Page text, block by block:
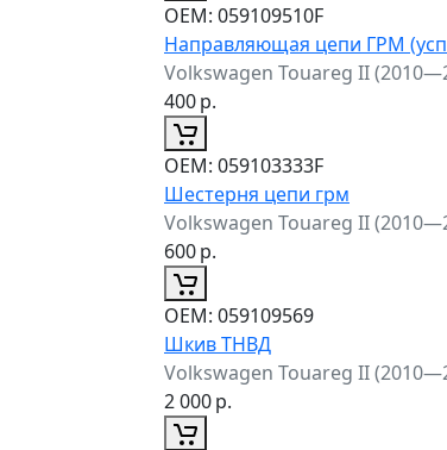
ОЕМ: 059109510F
Направляющая цепи ГРМ
Volkswagen Touareg II
400р.
ОЕМ: 059103333F
Шестерня цепи грм
Volkswagen Touareg II
600р.
ОЕМ: 059109569
Шкив ТНВД
Volkswagen Touareg II
2 000р.